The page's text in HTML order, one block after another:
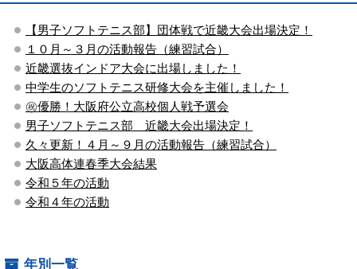
【男子ソフトテニス部】団体戦で近畿大会出場決定！
１０月～３月の活動報告（練習試合）
近畿選抜インドア大会に出場しました！
中学生のソフトテニス研修大会を主催しました！
㊗優勝！大阪府公立高校個人戦予選会
男子ソフトテニス部 近畿大会出場決定！
久々更新！４月～９月の活動報告（練習試合）
大阪高体連春季大会結果
令和５年の活動
令和４年の活動
年別一覧